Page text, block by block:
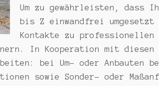
Um zu gewährleisten, dass
bis Z einwandfrei
Kontakte zu professionellen
In Kooperation mit diesen
bei Um- oder Anbauten
sowie Sonder- oder